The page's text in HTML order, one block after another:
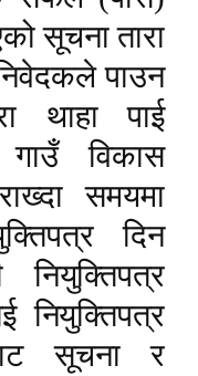
सूचना तारा
पाउन
थाहा पाई
विकास
समयमा
दिन
नियुक्तिपत्र
नियुक्तिपत्र
सूचना र